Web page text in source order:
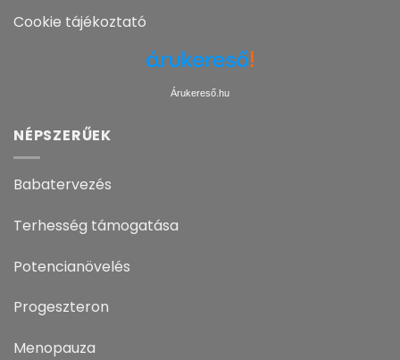
Cookie tájékoztató
Árukereső.hu
NÉPSZERŰEK
Babatervezés
Terhesség támogatása
Potencianövelés
Progeszteron
Menopauza